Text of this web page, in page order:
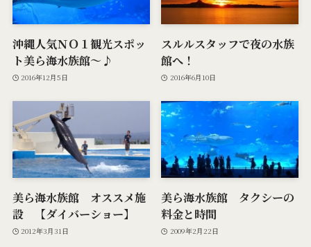
沖縄人気ＮＯ１観光スポッ
ト美ら海水族館～♪
2016年12月5日
スルルスタッフで夜の水族
館へ！
2016年6月10日
美ら海水族館 オススメ施
設 【ダイバーショー】
2012年3月31日
美ら海水族館 タクシーの
料金と時間
2009年2月22日